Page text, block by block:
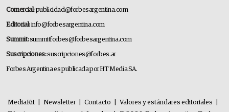
Comercial:publicidad@forbesargentina.com
Editorial:info@forbesargentina.com
Summit:summitforbes@forbesargentina.com
Suscripciones:suscripciones@forbes.ar
Forbes Argentina es publicada por HT Media SA.
MediaKit Newsletter Contacto Valores y estándares editoriales